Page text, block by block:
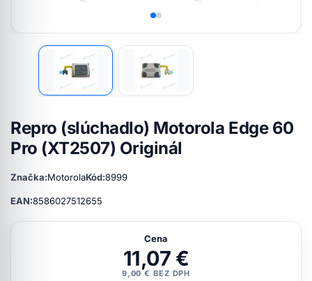
Repro (slúchadlo) Motorola Edge 60
Pro (XT2507) Originál
Značka:MotorolaKód:8999
EAN:8586027512655
Cena
11,07 €
9,00 € BEZ DPH